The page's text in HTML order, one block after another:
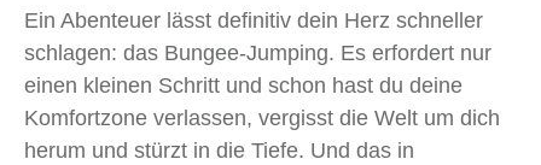
Ein Abenteuer lässt definitiv dein Herz schneller
schlagen: das Bungee-Jumping. Es erfordert nur
einen kleinen Schritt und schon hast du deine
Komfortzone verlassen, vergisst die Welt um dich
herum und stürzt in die Tiefe. Und das in